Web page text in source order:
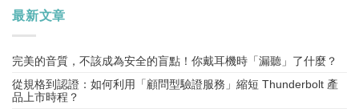
最新文章
完美的音質，不該成為安全的盲點！你戴耳機時「漏聽」了什麼？
從規格到認證：如何利用「顧問型驗證服務」縮短 Thunderbolt 產
品上市時程？